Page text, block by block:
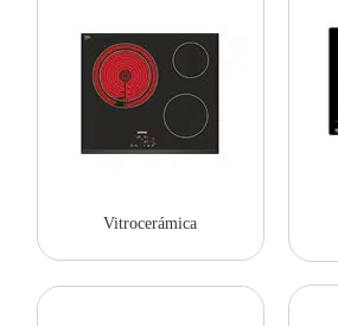
Vitrocerámica